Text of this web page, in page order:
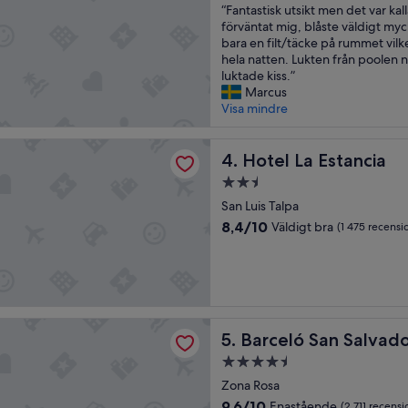
e
m
o
d
e
l
a
o
e
s
.
a
g
o
,
10,
Underbart,
(516 recensioner)
“
F
a
n
t
a
s
s
u
t
s
d
v
a
“Fantastisk utsikt men det var
förväntat mig, blåste väldigt
bara en filt/täcke på rummet
hela natten. Lukten från poolen
luktade kiss.”
Marcus
Visa mindre
4. Hotel La Estancia
Hotel La Estancia
2.5-
stjärnigt
boende
San Luis Talpa
8.4
8,4/10 Väldigt bra (1 475
5. Barceló San
Barceló San Salvador
4.5-
stjärnigt
boende
Zona Rosa
9.6